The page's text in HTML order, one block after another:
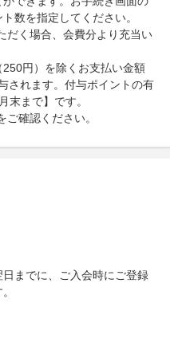
数を指定してください。
だく場合、会費分より充当い
円）を除くお支払い金額
されます。付与ポイントの有
末まで】です。
ご確認ください。
までに、ご入会時にご登録